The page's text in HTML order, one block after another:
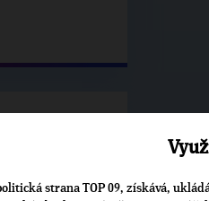
tu pachuť
strana TOP 09, získává,